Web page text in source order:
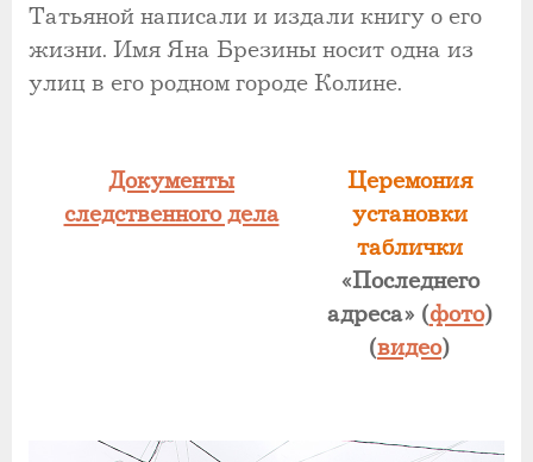
Татьяной написали и издали книгу о его
жизни. Имя Яна Брезины носит одна из
улиц в его родном городе Колине.
Документы
следственного дела
Церемония
установки
таблички
«Последнего
адреса» (фото)
(видео)